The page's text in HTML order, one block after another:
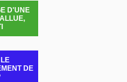
D'UNE
DE